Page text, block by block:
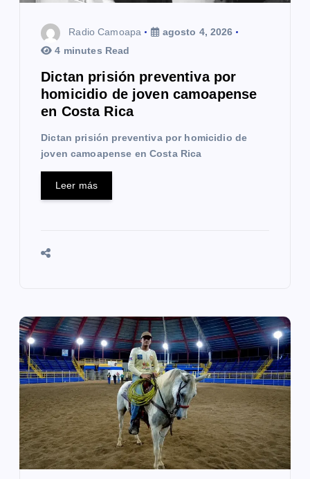
Radio Camoapa
agosto 4, 2026
4 minutes Read
Dictan prisión preventiva por
homicidio de joven camoapense
en Costa Rica
Dictan prisión preventiva por homicidio de
joven camoapense en Costa Rica
Leer más